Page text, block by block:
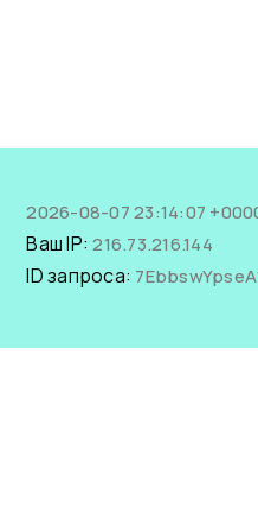
2026-08-07 23:14:07
Ваш IP:216.73.216.144
ID запроса: